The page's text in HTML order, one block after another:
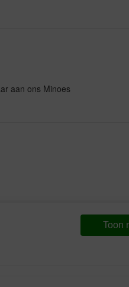
aan ons Minoes
Toon